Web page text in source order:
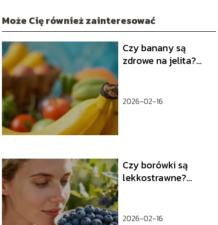
Może Cię również zainteresować
Czy banany są
zdrowe na jelita?
2026-02-16
Czy borówki są
lekkostrawne?
2026-02-16